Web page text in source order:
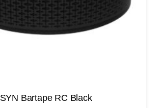
SYN Bartape RC Black